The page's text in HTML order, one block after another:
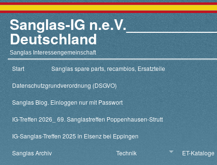
Sanglas-IG
Deutschland
Sanglas Interessengemeinschaft
Start Sanglas spare parts, recambios, Ersatzteile
Datenschutzgrundverordnung (DSGVO)
Sanglas Blog. Einloggen nur mit Passwort
IG-Treffen 2026_ 69. Sanglastreffen Poppenhausen-Strutt
IG-Sanglas-Treffen 2025 in Elsenz bei Eppingen
Sanglas Archiv Technik ET-Kataloge